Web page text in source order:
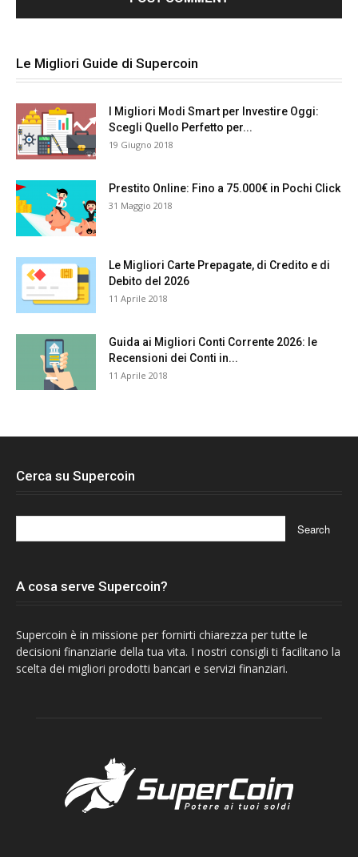
Le Migliori Guide di Supercoin
I Migliori Modi Smart per Investire Oggi:
Scegli Quello Perfetto per...
19 Giugno 2018
Prestito Online: Fino a 75.000€ in Pochi Click
31 Maggio 2018
Le Migliori Carte Prepagate, di Credito e di
Debito del 2026
11 Aprile 2018
Guida ai Migliori Conti Corrente 2026: le
Recensioni dei Conti in...
11 Aprile 2018
Cerca su Supercoin
A cosa serve Supercoin?
Supercoin è in missione per fornirti chiarezza per tutte le
decisioni finanziarie della tua vita. I nostri consigli ti facilitano la
scelta dei migliori prodotti bancari e servizi finanziari.